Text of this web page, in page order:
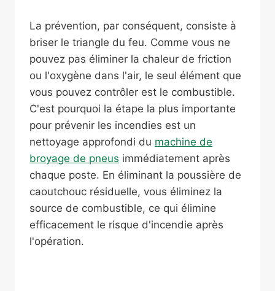
La prévention, par conséquent, consiste à
briser le triangle du feu. Comme vous ne
pouvez pas éliminer la chaleur de friction
ou l'oxygène dans l'air, le seul élément que
vous pouvez contrôler est le combustible.
C'est pourquoi la étape la plus importante
pour prévenir les incendies est un
nettoyage approfondi du machine de
broyage de pneus immédiatement après
chaque poste. En éliminant la poussière de
caoutchouc résiduelle, vous éliminez la
source de combustible, ce qui élimine
efficacement le risque d'incendie après
l'opération.